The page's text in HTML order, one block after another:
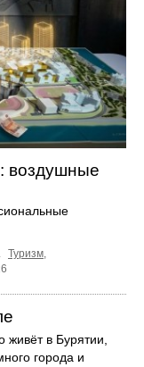
воздушные
. Туризм,
живёт в Бурятии,
города и